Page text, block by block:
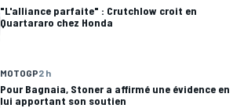
"L'alliance parfaite" : Crutchlow croit en
Quartararo chez Honda
MOTOGP2 h
Pour Bagnaia, Stoner a affirmé une évidence en
lui apportant son soutien